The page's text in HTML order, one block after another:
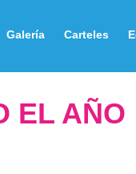
Galería Carteles
EL AÑO